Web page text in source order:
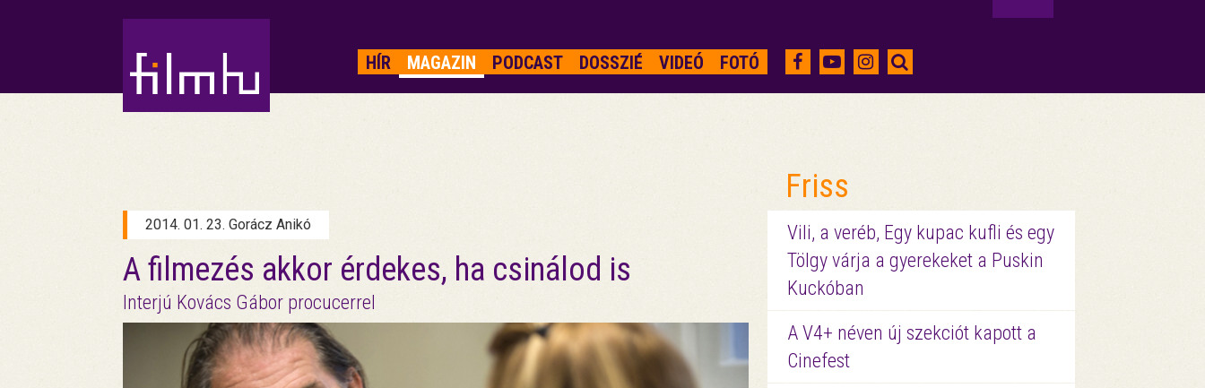
HÍR MAGAZIN PODCAST DOSSZIÉ VIDEÓ FOTÓ
2014. 01. 23. Gorácz Anikó
A filmezés akkor érdekes, ha csinálod is
Interjú Kovács Gábor procucerrel
Friss
Vili, a veréb, Egy kupac kufli és egy
Tölgy várja a gyerekeket a Puskin
Kuckóban
A V4+ néven új szekciót kapott a
Cinefest